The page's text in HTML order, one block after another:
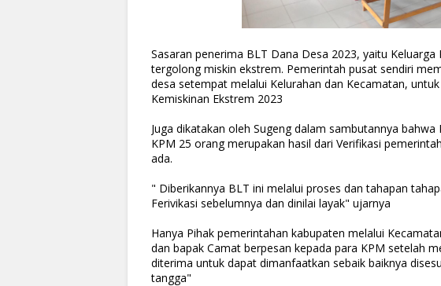
Sasaran penerima BLT Dana Desa 2023, yaitu
tergolong miskin ekstrem. Pemerintah pusat sendiri
desa setempat melalui Kelurahan dan Kecamatan,
Kemiskinan Ekstrem 2023
Juga dikatakan oleh Sugeng dalam sambutannya
KPM 25 orang merupakan hasil dari Verifikasi
ada.
" Diberikannya BLT ini melalui proses dan tahapan
Ferivikasi sebelumnya dan dinilai layak" ujarnya
Hanya Pihak pemerintahan kabupaten melalui
dan bapak Camat berpesan kepada para KPM setelah
diterima untuk dapat dimanfaatkan sebaik baiknya
tangga"